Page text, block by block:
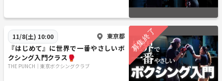
11/8(土) 10:00 東京都
『はじめて』に世界で一番やさしいボ
クシング入門クラス🥊
THE PUNCH｜東京ボクシングクラブ